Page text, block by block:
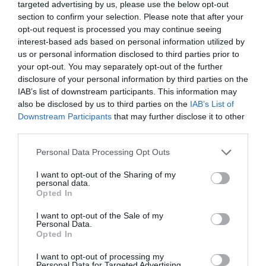
targeted advertising by us, please use the below opt-out
section to confirm your selection. Please note that after your
opt-out request is processed you may continue seeing
interest-based ads based on personal information utilized by
us or personal information disclosed to third parties prior to
your opt-out. You may separately opt-out of the further
disclosure of your personal information by third parties on the
IAB’s list of downstream participants. This information may
also be disclosed by us to third parties on the IAB’s List of
Downstream Participants that may further disclose it to other
Please note that this website/app uses one or more Google
not limited to your visit or usage behaviour. You may click to
grant or deny consent to Google and its third-party tags to
use your data for below specified purposes in below Google
consent section.
Personal Data Processing Opt Outs
I want to opt-out of the Sharing of my
personal data.
Opted In
I want to opt-out of the Sale of my
Personal Data.
Opted In
I want to opt-out of processing my
Hasonló témában:Íme néhány isteni saláta
recept, amit mindenképp ki kell próbálnod!
Hogyan használd a​​ Tabascot?